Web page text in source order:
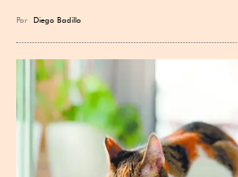
Por Diego Badillo